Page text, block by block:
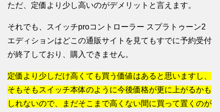
ただ、定価より少し高いのがデメリットと言えます。
それでも、スイッチproコントローラー スプラトゥーン2
エディションはどこの通販サイトを見てもすでに予約受付
が終了しており、購入できません。
定価より少しだけ高くても買う価値はあると思いますし、
そもそもスイッチ本体のように今後価格が更に上がるかも
しれないので、まだそこまで高くない間に買って置くのが